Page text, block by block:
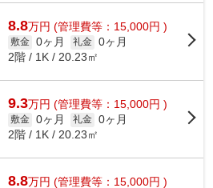
に立地...
8.8万円 (管理費等：15,000円 )
敷金 0ヶ月 礼金 0ヶ月
2階 / 1K / 20.23㎡
9.3万円 (管理費等：15,000円 )
敷金 0ヶ月 礼金 0ヶ月
2階 / 1K / 20.23㎡
8.8万円 (管理費等：15,000円 )